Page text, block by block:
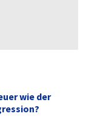
wie der